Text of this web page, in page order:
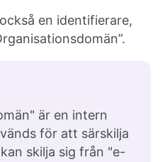
en identifierare,
är en intern
för att särskilja
skilja sig från "e-